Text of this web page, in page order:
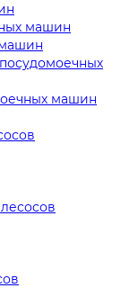
машин
машин